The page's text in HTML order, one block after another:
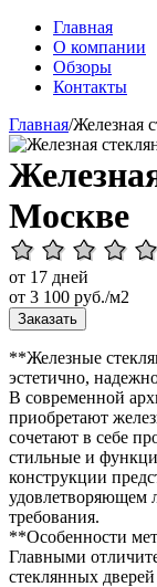
Главная
О компании
Обзоры
Контакты
Главная/Железная
Москве
от 17 дней
от 3 100 руб./м2
Заказать
**Железные
эстетично,
В современной
приобретают
сочетают в себе
стильные и
конструкции
удовлетворяющем
требования.
**Особенности
Главными
стеклянных